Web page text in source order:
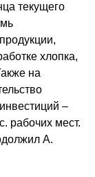
текущего
хлопка,
на
–
рабочих мест.
А.